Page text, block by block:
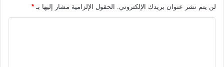
لن يتم نشر عنوان بريدك الإلكتروني. الحقول الإلزامية مشار إليها بـ *